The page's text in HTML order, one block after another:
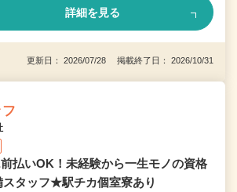
詳細を見る
更新日： 2026/07/28 掲載終了日： 2026/10/31
払いOK！未経験から一生モノの資格
タッフ★駅チカ個室寮あり